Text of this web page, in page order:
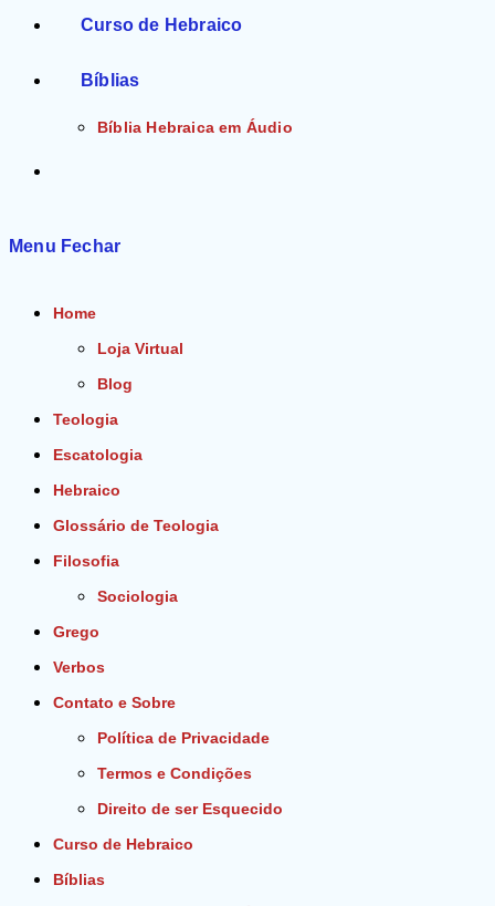
Curso de Hebraico
Bíblias
Bíblia Hebraica em Áudio
Menu Fechar
Home
Loja Virtual
Blog
Teologia
Escatologia
Hebraico
Glossário de Teologia
Filosofia
Sociologia
Grego
Verbos
Contato e Sobre
Política de Privacidade
Termos e Condições
Direito de ser Esquecido
Curso de Hebraico
Bíblias